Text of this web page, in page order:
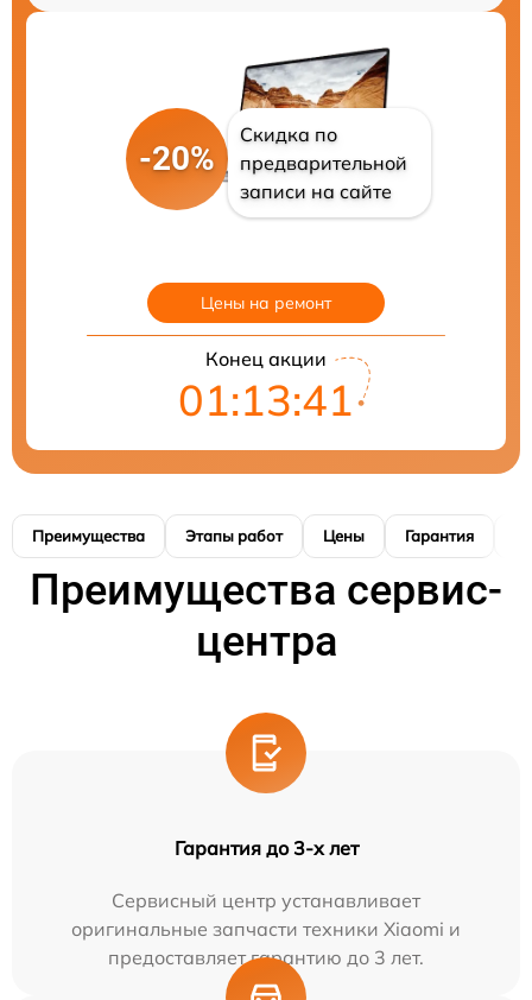
-20%
Скидка по
предварительной
записи на сайте
Цены на ремонт
Конец акции
01:13:40
Преимущества Этапы работ Цены Гарантия
Преимущества сервис-
центра
Гарантия до 3-х лет
Сервисный центр устанавливает
оригинальные запчасти техники Xiaomi и
предоставляет гарантию до 3 лет.